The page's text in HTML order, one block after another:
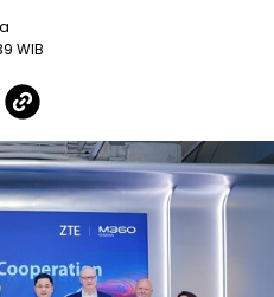
WIB